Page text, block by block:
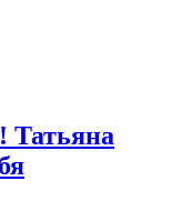
Татьяна